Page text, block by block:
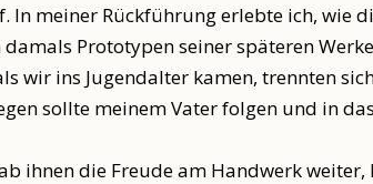
In meiner Rückführung erlebte ich, wie
Prototypen seiner späteren
wir ins Jugendalter kamen, trennten
sollte meinem Vater folgen und in das
ihnen die Freude am Handwerk weiter,